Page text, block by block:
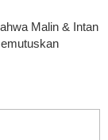
Malin & Intan